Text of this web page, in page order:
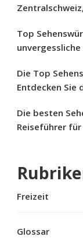
Top
Die Top
Entdecken Sie
Die besten
Reiseführer für
Freizeit
Glossar